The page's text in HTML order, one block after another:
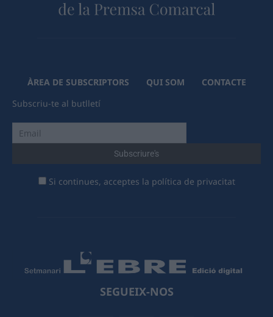
ÀREA DE SUBSCRIPTORS QUI SOM
CONTACTE
Subscriu-te al butlletí
Si continues, acceptes la política de privacitat
SEGUEIX-NOS